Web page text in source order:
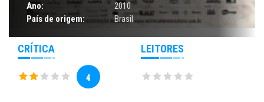
Ano:
2010
País de origem:
Brasil
CRÍTICA
4
LEITORES